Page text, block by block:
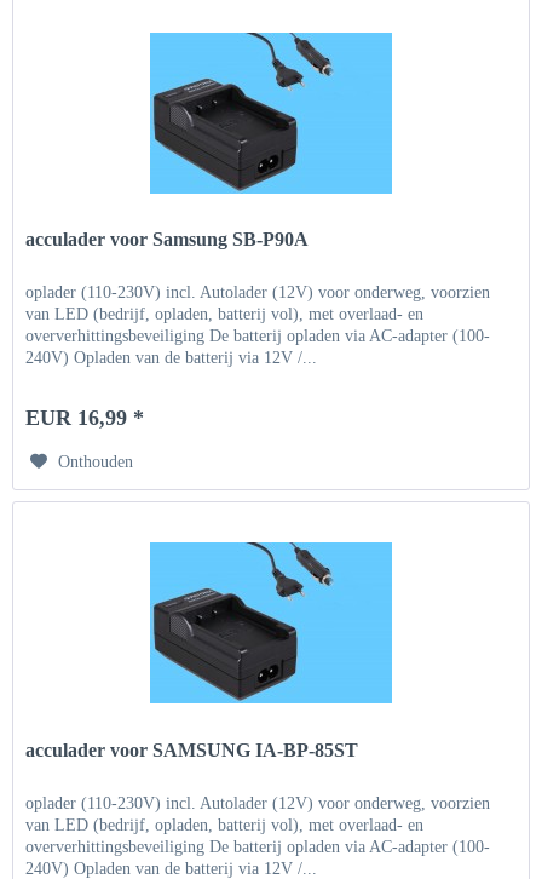
acculader voor Samsung SB-P90A
oplader (110-230V) incl. Autolader (12V) voor onderweg, voorzien
van LED (bedrijf, opladen, batterij vol), met overlaad- en
oververhittingsbeveiliging De batterij opladen via AC-adapter (100-
240V) Opladen van de batterij via 12V /...
EUR 16,99 *
Onthouden
acculader voor SAMSUNG IA-BP-85ST
oplader (110-230V) incl. Autolader (12V) voor onderweg, voorzien
van LED (bedrijf, opladen, batterij vol), met overlaad- en
oververhittingsbeveiliging De batterij opladen via AC-adapter (100-
240V) Opladen van de batterij via 12V /...